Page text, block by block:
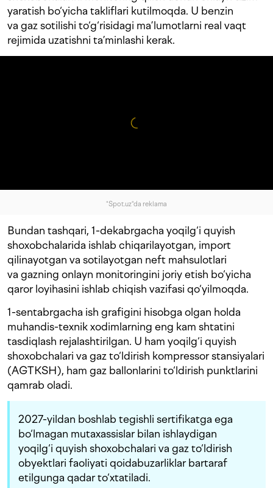
yaratish bo‘yicha takliflari kutilmoqda. U benzin
va gaz sotilishi to‘g‘risidagi ma’lumotlarni real vaqt
rejimida uzatishni ta’minlashi kerak.
"Spot.uz"da reklama
Bundan tashqari, 1-dekabrgacha yoqilg‘i quyish
shoxobchalarida ishlab chiqarilayotgan, import
qilinayotgan va sotilayotgan neft mahsulotlari
va gazning onlayn monitoringini joriy etish bo‘yicha
qaror loyihasini ishlab chiqish vazifasi qo‘yilmoqda.
1-sentabrgacha ish grafigini hisobga olgan holda
muhandis-texnik xodimlarning eng kam shtatini
tasdiqlash rejalashtirilgan. U ham yoqilg‘i quyish
shoxobchalari va gaz to‘ldirish kompressor stansiyalari
(AGTKSH), ham gaz ballonlarini to‘ldirish punktlarini
qamrab oladi.
2027-yildan boshlab tegishli sertifikatga ega
bo‘lmagan mutaxassislar bilan ishlaydigan
yoqilg‘i quyish shoxobchalari va gaz to‘ldirish
obyektlari faoliyati qoidabuzarliklar bartaraf
etilgunga qadar to‘xtatiladi.